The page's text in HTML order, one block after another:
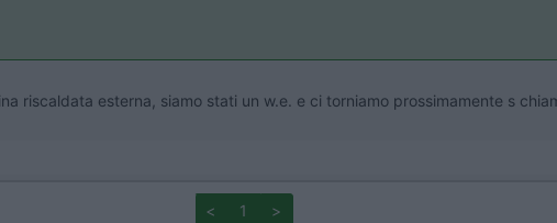
riscaldata esterna, siamo stati un w.e. e ci torniamo prossimamente s
< 1 >